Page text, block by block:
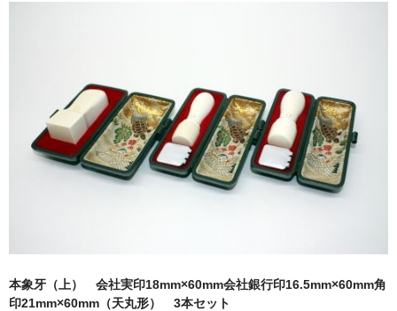
印鑑の材質
印鑑の種類
印鑑の書体
印鑑ケース
お客様の声
本象牙（上） 会社実印18mm×60mm会社銀行印16.5mm×60mm角
印21mm×60mm（天丸形） 3本セット